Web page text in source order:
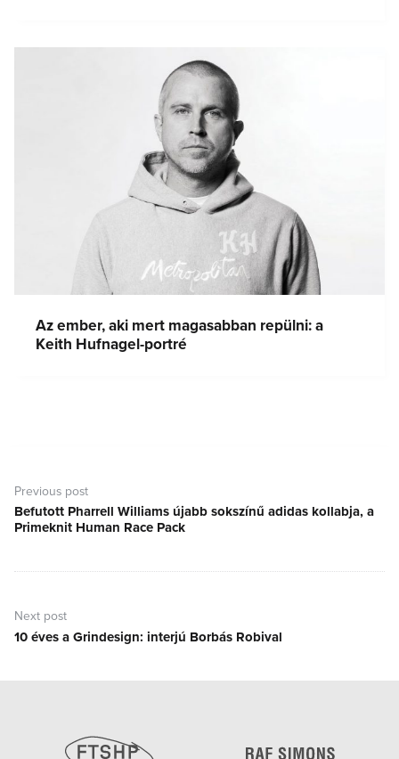
Az ember, aki mert magasabban repülni: a
Keith Hufnagel-portré
navigáció
Previous post
Previous
post:
Befutott Pharrell Williams újabb sokszínű adidas kollabja, a
Primeknit Human Race Pack
Next post
Next
10 éves a Grindesign: interjú Borbás Robival